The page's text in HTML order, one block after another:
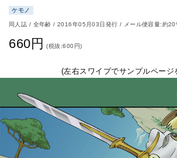
ケモノ
同人誌 / 全年齢/2016年05月03日発行 / メール便容量:約
660円 (税抜:600円)
(左右スワイプでサンプルページ